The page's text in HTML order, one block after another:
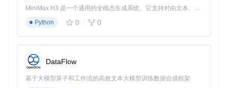
经验丰富的老手，都能在这里找到共鸣，共同打造属于我们自
己的知识探索之旅。立即加入，让我们一起在这个开源的世界
里，探索技术的无限可能！
MiniMax H3 是一个通用的全模态生成系统。它支持对由文本、图像、视频和音频组成的多模态上下文进行统一理解，并能生成分辨率高达 2K、时长可达 15 秒的带原生立体声音频的视频。得益于面向任务泛化的系统设计，H3 在预训练阶段就已具备广泛的多模态上下文理解与生成能力，能够出色地执行复杂的多模态指令。
Python
0 0
DataFlow
基于大模型算子和工作流的高效文本大模型训练数据合成框架